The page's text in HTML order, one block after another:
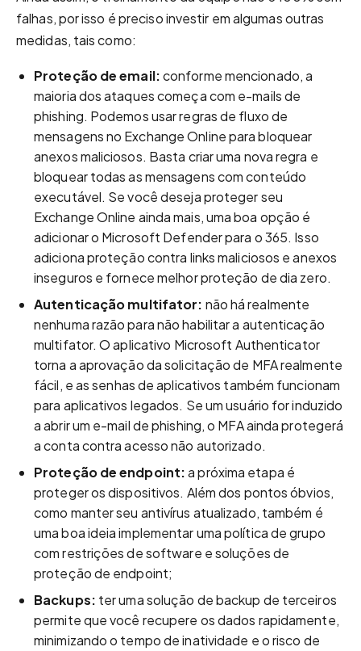
falhas, por isso é preciso investir em algumas outras
medidas, tais como:
Proteção de email:conforme mencionado, a
maioria dos ataques começa com e-mails de
phishing. Podemos usar regras de fluxo de
mensagens no Exchange Online para bloquear
anexos maliciosos. Basta criar uma nova regra e
bloquear todas as mensagens com conteúdo
executável. Se você deseja proteger seu
Exchange Online ainda mais, uma boa opção é
adicionar o Microsoft Defender para o 365. Isso
adiciona proteção contra links maliciosos e anexos
inseguros e fornece melhor proteção de dia zero.
Autenticação multifator: não há realmente
nenhuma razão para não habilitar a autenticação
multifator. O aplicativo Microsoft Authenticator
torna a aprovação da solicitação de MFA realmente
fácil, e as senhas de aplicativos também funcionam
para aplicativos legados. Se um usuário for induzido
a abrir um e-mail de phishing, o MFA ainda protegerá
a conta contra acesso não autorizado.
Proteção de endpoint:a próxima etapa é
proteger os dispositivos. Além dos pontos óbvios,
como manter seu antivírus atualizado, também é
uma boa ideia implementar uma política de grupo
com restrições de software e soluções de
proteção de endpoint;
Backups: ter uma solução de backup de terceiros
permite que você recupere os dados rapidamente,
minimizando o tempo de inatividade e o risco de